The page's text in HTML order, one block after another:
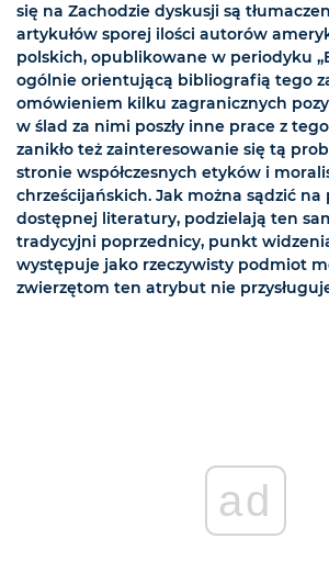
się na Zachodzie dyskusji są
artykułów sporej ilości autorów
polskich, opublikowane w periodyku
ogólnie orientującą bibliografią tego
omówieniem kilku zagranicznych
w ślad za nimi poszły inne prace z
zanikło też zainteresowanie się tą
stronie współczesnych etyków i
chrześcijańskich. Jak można sądzić
dostępnej literatury, podzielają ten
tradycyjni poprzednicy, punkt
występuje jako rzeczywisty podmiot
zwierzętom ten atrybut nie
ad